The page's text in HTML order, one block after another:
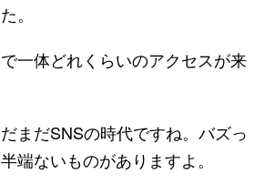
。
一体どれくらいのアクセスが来
まだSNSの時代ですね。バズっ
端ないものがありますよ。